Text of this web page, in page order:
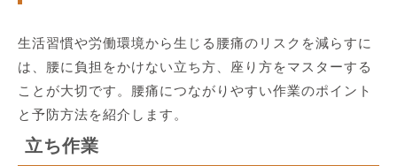
生活習慣や労働環境から生じる腰痛のリスクを減らすに
は、腰に負担をかけない立ち方、座り方をマスターする
ことが大切です。腰痛につながりやすい作業のポイント
と予防方法を紹介します。
立ち作業